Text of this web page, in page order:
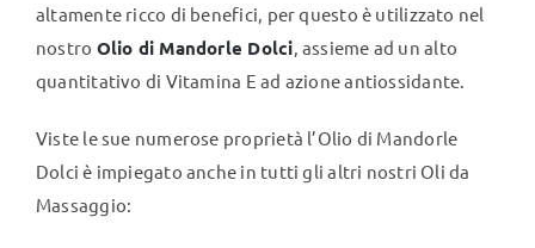
altamente ricco di benefici, per questo è utilizzato nel
nostro Olio di Mandorle Dolci , assieme ad un alto
quantitativo di Vitamina E ad azione antiossidante.
Viste le sue numerose proprietà l’Olio di Mandorle
Dolci è impiegato anche in tutti gli altri nostri Oli da
Massaggio: